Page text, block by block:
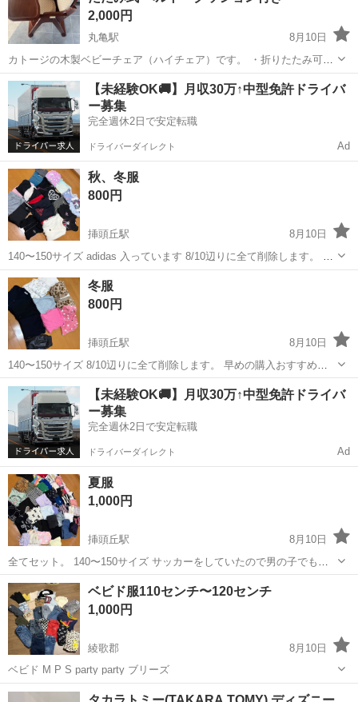
2,000円
丸亀駅
8月10日
カトージの木製ベビーチェア（ハイチェア）です。 ・折りたたみ可能
で収納に便利 ・安全ベルト付き ・クッション付き ・動作に問題な
く、まだまだお使いいただけます。 使用に伴う細かなキズやスレ、シ
ミはありますので、中古品にご...
香川 丸亀市 丸亀駅 ベビー用品
【未経験OK🚚】月収30万↑中型免許ドライバ
ー募集
完全週休2日で安定転職
ドライバーダイレクト Ad
秋、冬服
800円
挿頭丘駅
8月10日
140〜150サイズ adidas 入っています 8/10辺りに全て削除します。 早
めの購入おすすめします🥲💦
香川 高松市 挿頭丘駅
冬服
800円
挿頭丘駅
8月10日
140〜150サイズ 8/10辺りに全て削除します。 早めの購入おすすめし
ます🥲💦
香川 高松市 挿頭丘駅 キッズ用品
【未経験OK🚚】月収30万↑中型免許ドライバ
ー募集
完全週休2日で安定転職
ドライバーダイレクト Ad
夏服
1,000円
挿頭丘駅
8月10日
全てセット。 140〜150サイズ サッカーをしていたので男の子でも着
れる服あります。 adidas、umbro、LOVE TOXIC 入ってます。 8/10辺
りに全て削除します。 早めの購入おすすめします🥲💦
香川 高松市 挿頭丘駅
ベビド服110センチ〜120センチ
1,000円
綾歌郡
8月10日
ベビド M P S party party ブリーズ
香川 綾歌郡 キッズ用品